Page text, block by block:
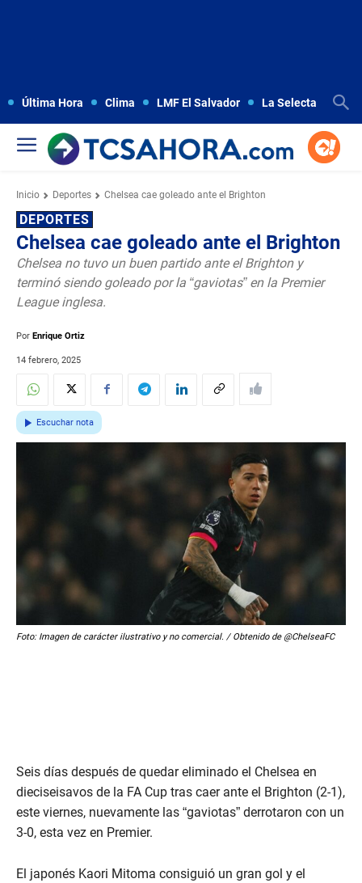
Última Hora Clima LMF El Salvador La Selecta
Inicio Deportes Chelsea cae goleado ante el Brighton
DEPORTES
Chelsea cae goleado ante el Brighton
Chelsea no tuvo un buen partido ante el Brighton y
terminó siendo goleado por la “gaviotas” en la Premier
League inglesa.
Por Enrique Ortiz
14 febrero, 2025
Escuchar nota
Foto: Imagen de carácter ilustrativo y no comercial. / Obtenido de @ChelseaFC
Seis días después de quedar eliminado el Chelsea en
dieciseisavos de la FA Cup tras caer ante el Brighton (2-1),
este viernes, nuevamente las “gaviotas” derrotaron con un
3-0, esta vez en Premier.
El japonés Kaori Mitoma consiguió un gran gol y el